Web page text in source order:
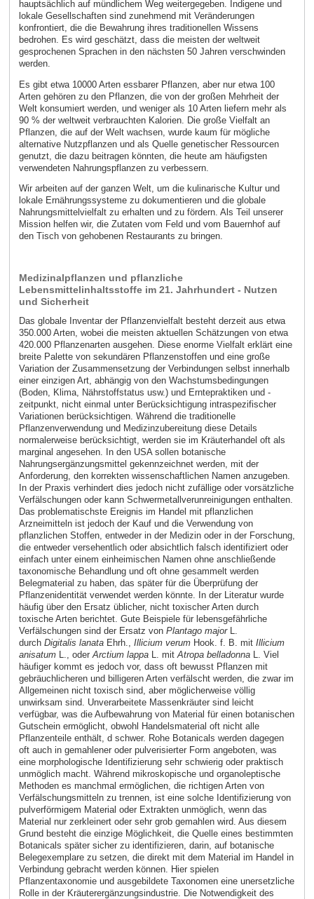
hauptsächlich auf mündlichem Weg weitergegeben. Indigene und
lokale Gesellschaften sind zunehmend mit Veränderungen
konfrontiert, die die Bewahrung ihres traditionellen Wissens
bedrohen. Es wird geschätzt, dass die meisten der weltweit
gesprochenen Sprachen in den nächsten 50 Jahren verschwinden
werden.
Es gibt etwa 10000 Arten essbarer Pflanzen, aber nur etwa 100
Arten gehören zu den Pflanzen, die von der großen Mehrheit der
Welt konsumiert werden, und weniger als 10 Arten liefern mehr als
90 % der weltweit verbrauchten Kalorien. Die große Vielfalt an
Pflanzen, die auf der Welt wachsen, wurde kaum für mögliche
alternative Nutzpflanzen und als Quelle genetischer Ressourcen
genutzt, die dazu beitragen könnten, die heute am häufigsten
verwendeten Nahrungspflanzen zu verbessern.
Wir arbeiten auf der ganzen Welt, um die kulinarische Kultur und
lokale Ernährungssysteme zu dokumentieren und die globale
Nahrungsmittelvielfalt zu erhalten und zu fördern. Als Teil unserer
Mission helfen wir, die Zutaten vom Feld und vom Bauernhof auf
den Tisch von gehobenen Restaurants zu bringen.
Medizinalpflanzen und pflanzliche
Lebensmittelinhaltsstoffe im 21. Jahrhundert - Nutzen
und Sicherheit
Das globale Inventar der Pflanzenvielfalt besteht derzeit aus etwa
350.000 Arten, wobei die meisten aktuellen Schätzungen von etwa
420.000 Pflanzenarten ausgehen. Diese enorme Vielfalt erklärt eine
breite Palette von sekundären Pflanzenstoffen und eine große
Variation der Zusammensetzung der Verbindungen selbst innerhalb
einer einzigen Art, abhängig von den Wachstumsbedingungen
(Boden, Klima, Nährstoffstatus usw.) und Erntepraktiken und -
zeitpunkt, nicht einmal unter Berücksichtigung intraspezifischer
Variationen berücksichtigen. Während die traditionelle
Pflanzenverwendung und Medizinzubereitung diese Details
normalerweise berücksichtigt, werden sie im Kräuterhandel oft als
marginal angesehen. In den USA sollen botanische
Nahrungsergänzungsmittel gekennzeichnet werden, mit der
Anforderung, den korrekten wissenschaftlichen Namen anzugeben.
In der Praxis verhindert dies jedoch nicht zufällige oder vorsätzliche
Verfälschungen oder kann Schwermetallverunreinigungen enthalten.
Das problematischste Ereignis im Handel mit pflanzlichen
Arzneimitteln ist jedoch der Kauf und die Verwendung von
pflanzlichen Stoffen, entweder in der Medizin oder in der Forschung,
die entweder versehentlich oder absichtlich falsch identifiziert oder
einfach unter einem einheimischen Namen ohne anschließende
taxonomische Behandlung und oft ohne gesammelt werden
Belegmaterial zu haben, das später für die Überprüfung der
Pflanzenidentität verwendet werden könnte. In der Literatur wurde
häufig über den Ersatz üblicher, nicht toxischer Arten durch
toxische Arten berichtet. Gute Beispiele für lebensgefährliche
Verfälschungen sind der Ersatz von Plantago majorL.
durch Digitalis lanataEhrh., Illicium verumHook. f. B. mit Illicium
anisatumL., oder Arctium lappaL. mit Atropa belladonnaL. Viel
häufiger kommt es jedoch vor, dass oft bewusst Pflanzen mit
gebräuchlicheren und billigeren Arten verfälscht werden, die zwar im
Allgemeinen nicht toxisch sind, aber möglicherweise völlig
unwirksam sind. Unverarbeitete Massenkräuter sind leicht
verfügbar, was die Aufbewahrung von Material für einen botanischen
Gutschein ermöglicht, obwohl Handelsmaterial oft nicht alle
Pflanzenteile enthält, d schwer. Rohe Botanicals werden dagegen
oft auch in gemahlener oder pulverisierter Form angeboten, was
eine morphologische Identifizierung sehr schwierig oder praktisch
unmöglich macht. Während mikroskopische und organoleptische
Methoden es manchmal ermöglichen, die richtigen Arten von
Verfälschungsmitteln zu trennen, ist eine solche Identifizierung von
pulverförmigem Material oder Extrakten unmöglich, wenn das
Material nur zerkleinert oder sehr grob gemahlen wird. Aus diesem
Grund besteht die einzige Möglichkeit, die Quelle eines bestimmten
Botanicals später sicher zu identifizieren, darin, auf botanische
Belegexemplare zu setzen, die direkt mit dem Material im Handel in
Verbindung gebracht werden können. Hier spielen
Pflanzentaxonomie und ausgebildete Taxonomen eine unersetzliche
Rolle in der Kräuterergänzungsindustrie. Die Notwendigkeit des